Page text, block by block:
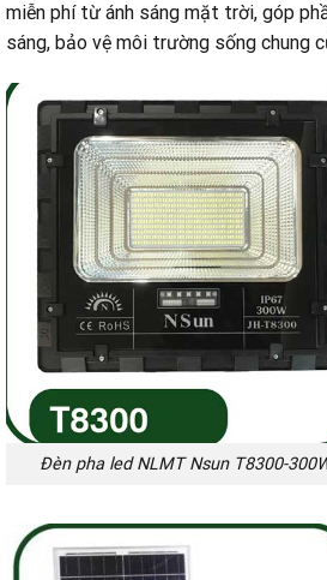
miễn phí từ ánh sáng mặt trời, góp
sáng, bảo vệ môi trường sống chung
Đèn pha led NLMT Nsun T8300-